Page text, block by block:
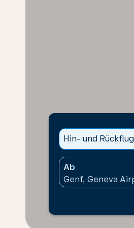
Hin- und Rückflug
Ab